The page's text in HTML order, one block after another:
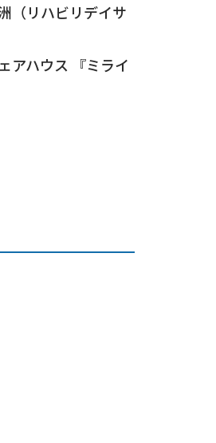
（リハビリデイサ
アハウス 『ミライ